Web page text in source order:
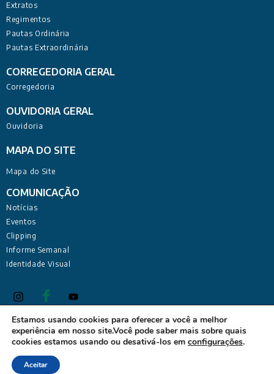
Extratos
Regimentos
Pautas Ordinária
Pautas Extraordinária
CORREGEDORIA GERAL
Corregedoria
OUVIDORIA GERAL
Ouvidoria
MAPA DO SITE
Mapa do Site
COMUNICAÇÃO
Notícias
Eventos
Clipping
Informe Semanal
Identidade Visual
Defensoria Pública do Estado da Paraíba Sede Administrativa:
Rua Deputado Barreto Sobrinho, 168 - Tambiá, João Pessoa -
Estamos usando cookies para oferecer a você a melhor
experiência em nosso site.Você pode saber mais sobre quais
cookies estamos usando ou desativá-los em configurações.
Aceitar